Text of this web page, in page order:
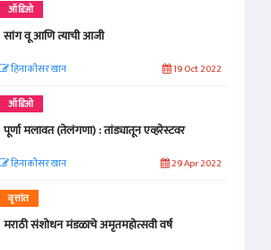
ऑडिओ
सांग वू आणि त्याची आजी
हिनाकौसर खान 19 Oct 2022
ऑडिओ
पूर्णा मलावत (तेलंगणा) : तांड्यातून एव्हरेस्टवर
हिनाकौसर खान 29 Apr 2022
वृत्तांत
मराठी संशोधन मंडळाचे अमृतमहोत्सवी वर्ष